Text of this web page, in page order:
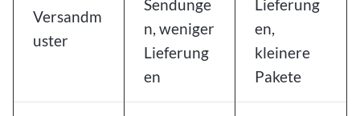
Versandm
uster
Sendunge
n, weniger
Lieferung
en
Lieferung
en,
kleinere
Pakete